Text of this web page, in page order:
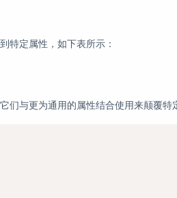
定属性，如下表所示：
们与更为通用的属性结合使用来颠覆特